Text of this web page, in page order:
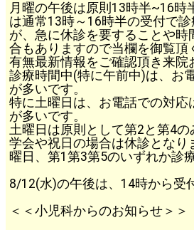
月曜の午後は原則13時半~16時
は通常13時～16時半の受付で
が、急に休診を要することや時
合もありますので当欄を御覧頂
有無最新情報をご確認頂き来院
診療時間中(特に午前中)は、お
が多いです。
特に土曜日は、お電話での対応
が多いです。
土曜日は原則として第2と第4の
学会や祝日の場合は休診となり
曜日、第1第3第5のいずれか診
8/12(水)の午後は、14時から受
＜＜小児科からのお知らせ＞＞